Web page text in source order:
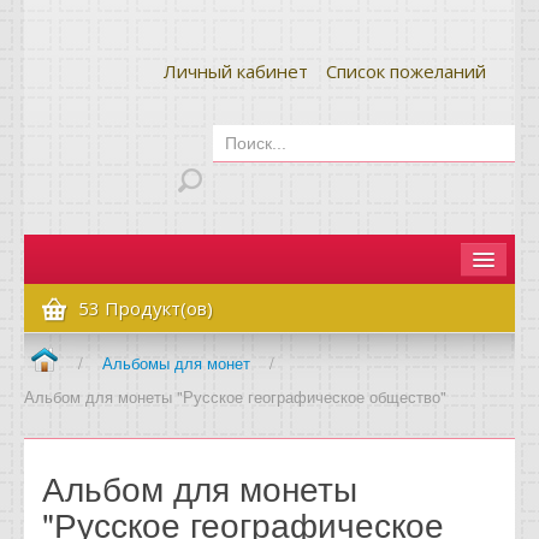
Личный кабинет Список пожеланий
Главная
Как сделать заказ
Оплата и доставка
Вопрос-ответ
53 Продукт(ов)
/ Альбомы для монет
/
Альбом для монеты "Русское географическое общество"
Альбом для монеты
"Русское географическое